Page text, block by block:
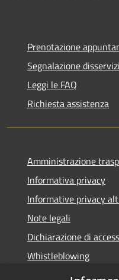
Prenotazione
Segnalazione
Leggi le FAQ
Richiesta assistenza
Amministrazione
Informativa privacy
Informative privacy
Note legali
Dichiarazione di
Whistleblowing